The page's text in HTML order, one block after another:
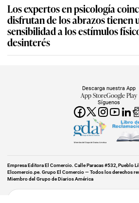
Los expertos en psicología
disfrutan de los abrazos tienen
sensibilidad a los estímulos
desinterés
Síguenos
Descarga nuestra App
App StoreGoogle Play
Miembro del Grupo de Diarios América
Empresa Editora El Comercio. Calle Paracas #532, Pueblo
Elcomercio.pe. Grupo El Comercio — Todos los derechos
Miembro del Grupo de Diarios América